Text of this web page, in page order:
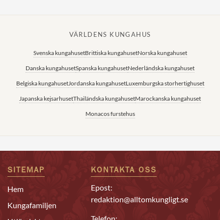
VÄRLDENS KUNGAHUS
Svenska kungahusetBrittiska kungahusetNorska kungahuset
Danska kungahusetSpanska kungahusetNederländska kungahuset
Belgiska kungahusetJordanska kungahusetLuxemburgska storhertighuset
Japanska kejsarhusetThailändska kungahusetMarockanska kungahuset
Monacos furstehus
SITEMAP
Hem
Kungafamiljen
KONTAKTA OSS
Epost:
redaktion@alltomkungligt.se